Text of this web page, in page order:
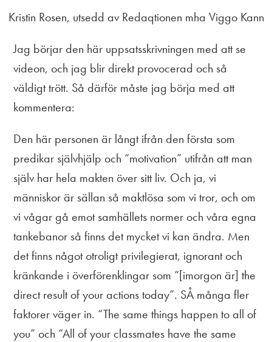
Kristin Rosen, utsedd av Redaqtionen mha Viggo Kann
Jag börjar den här uppsatsskrivningen med att se
videon, och jag blir direkt provocerad och så
väldigt trött. Så därför måste jag börja med att
kommentera:
Den här personen är långt ifrån den första som
predikar självhjälp och “motivation” utifrån att man
själv har hela makten över sitt liv. Och ja, vi
människor är sällan så maktlösa som vi tror, och om
vi vågar gå emot samhällets normer och våra egna
tankebanor så finns det mycket vi kan ändra. Men
det finns något otroligt privilegierat, ignorant och
kränkande i överförenklingar som “[imorgon är] the
direct result of your actions today”. SÅ många fler
faktorer väger in. “The same things happen to all of
you” och “All of your classmates have the same